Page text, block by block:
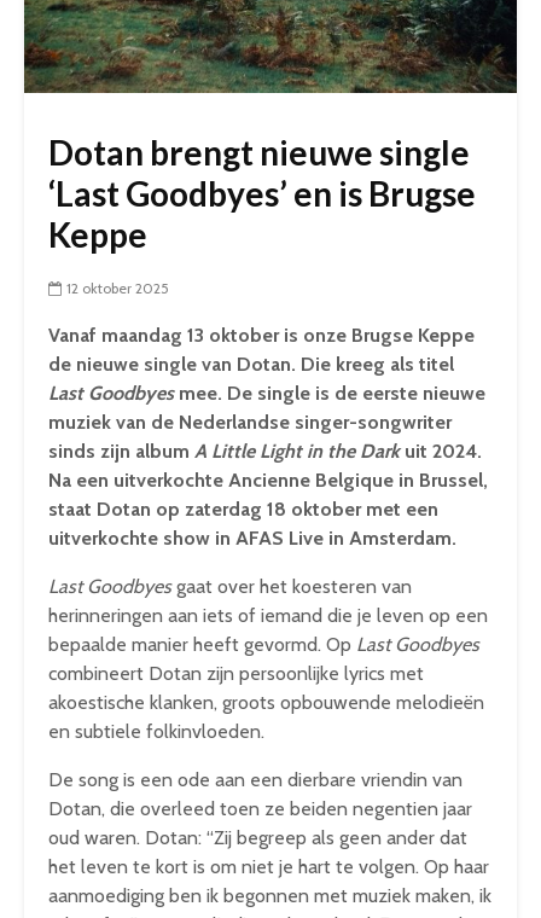
Dotan brengt nieuwe single
‘Last Goodbyes’ en is Brugse
Keppe
12 oktober 2025
Vanaf maandag 13 oktober is onze Brugse Keppe
de nieuwe single van Dotan. Die kreeg als titel
Last Goodbyesmee. De single is de eerste nieuwe
muziek van de Nederlandse singer-songwriter
sinds zijn album A Little Light in the Darkuit 2024.
Na een uitverkochte Ancienne Belgique in Brussel,
staat Dotan op zaterdag 18 oktober met een
uitverkochte show in AFAS Live in Amsterdam.
Last Goodbyesgaat over het koesteren van
herinneringen aan iets of iemand die je leven op een
bepaalde manier heeft gevormd. Op Last Goodbyes
combineert Dotan zijn persoonlijke lyrics met
akoestische klanken, groots opbouwende melodieën
en subtiele folkinvloeden.
De song is een ode aan een dierbare vriendin van
Dotan, die overleed toen ze beiden negentien jaar
oud waren. Dotan: “Zij begreep als geen ander dat
het leven te kort is om niet je hart te volgen. Op haar
aanmoediging ben ik begonnen met muziek maken, ik